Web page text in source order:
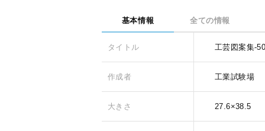
基本情報 全ての情報
タイトル 工芸図案集-
作成者 工業試験場
大きさ 27.6×38.5